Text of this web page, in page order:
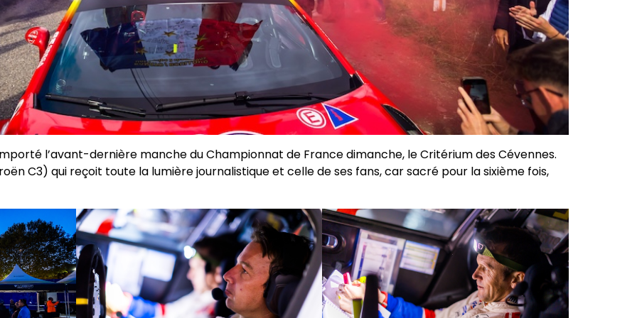
l’avant-dernière manche du Championnat de France dimanche, le Critérium des Cévennes.
C3) qui reçoit toute la lumière journalistique et celle de ses fans, car sacré pour la sixième fois,